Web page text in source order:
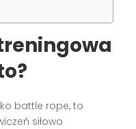
battle rope, to
siłowo